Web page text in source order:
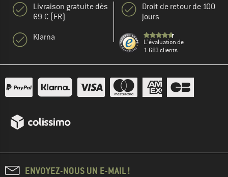
Livraison gratuite dès
69 € (FR)
Klarna
Droit de retour de 100
jours
L' évaluation de
1.683 clients
ENVOYEZ-NOUS UN E-MAIL !